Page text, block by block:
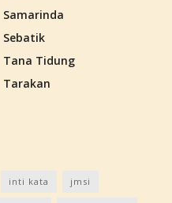
Samarinda
Sebatik
Tana Tidung
Tarakan
inti kata jmsi